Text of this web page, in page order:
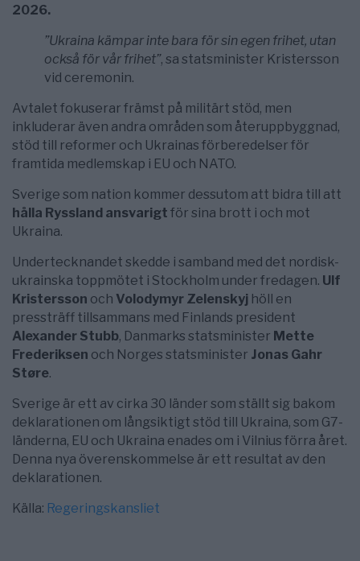
2026.
”Ukraina kämpar inte bara för sin egen frihet, utan
också för vår frihet”, sa statsminister Kristersson
vid ceremonin.
Avtalet fokuserar främst på militärt stöd, men
inkluderar även andra områden som återuppbyggnad,
stöd till reformer och Ukrainas förberedelser för
framtida medlemskap i EU och NATO.
Sverige som nation kommer dessutom att bidra till att
hålla Ryssland ansvarigt för sina brott i och mot
Ukraina.
Undertecknandet skedde i samband med det nordisk-
ukrainska toppmötet i Stockholm under fredagen. Ulf
Kristersson och Volodymyr Zelenskyj höll en
pressträff tillsammans med Finlands president
Alexander Stubb, Danmarks statsminister Mette
Frederiksen och Norges statsminister Jonas Gahr
Støre.
Sverige är ett av cirka 30 länder som ställt sig bakom
deklarationen om långsiktigt stöd till Ukraina, som G7-
länderna, EU och Ukraina enades om i Vilnius förra året.
Denna nya överenskommelse är ett resultat av den
deklarationen.
Källa: Regeringskansliet